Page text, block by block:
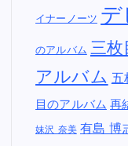
イナーノーツ デ
のアルバム 三枚
アルバム 五
目のアルバム 再
妹沢 奈美 有島 博